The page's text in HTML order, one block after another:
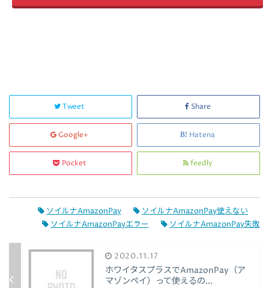
Tweet Share
Google+ Hatena
Pocket feedly
ソイルナAmazonPay
ソイルナAmazonPay使えない
ソイルナAmazonPayエラー
ソイルナAmazonPay失敗
2020.11.17
ホワイタスプラスでAmazonPay（ア
マゾンペイ）って使えるの...